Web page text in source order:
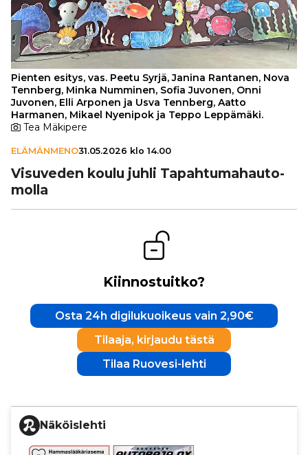
Pienten esitys, vas. Peetu Syrjä, Janina Rantanen, Nova
Tennberg, Minka Numminen, Sofia Juvonen, Onni
Juvonen, Elli Arponen ja Usva Tennberg, Aatto
Harmanen, Mikael Nyenipok ja Teppo Leppämäki.
Tea Mäkipere
ELÄMÄNMENO31.05.2026 klo 14.00
Visuveden koulu juhli Tapah­tu­ma­hau­to­
molla
Kiinnostuitko?
Osta 24h digilukuoikeus vain 2,90€
Tilaaja, kirjaudu tästä
Tilaa Ruovesi-lehti
Näköislehti